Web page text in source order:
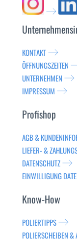
KONTAKT
ÖFFNUNGSZEITEN
UNTERNEHMEN
IMPRESSUM
Profishop
AGB &
LIEFER- &
DATENSCHUTZ
EINWILLIGUNG
Know-How
POLIERTIPPS
POLIERSCHEIBEN &